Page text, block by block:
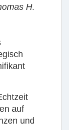
H.
auf
und